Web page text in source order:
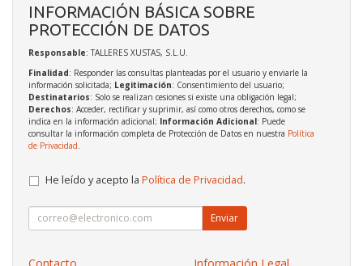
INFORMACIÓN BÁSICA SOBRE
PROTECCIÓN DE DATOS
Responsable: TALLERES XUSTAS, S.L.U.
Finalidad: Responder las consultas planteadas por el usuario y enviarle la
información solicitada; Legitimación: Consentimiento del usuario;
Destinatarios: Solo se realizan cesiones si existe una obligación legal;
Derechos: Acceder, rectificar y suprimir, así como otros derechos, como se
indica en la información adicional; Información Adicional: Puede
consultar la información completa de Protección de Datos en nuestra Política
de Privacidad
He leído y acepto la Política de Privacidad.
Enviar
Contacto Información Legal